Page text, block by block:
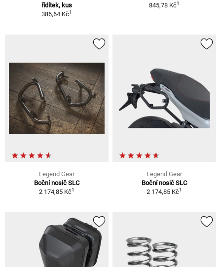
řídítek, kus
386,64 Kč1
845,78 Kč1
Legend Gear
Boční nosič SLC
2 174,85 Kč1
Legend Gear
Boční nosič SLC
2 174,85 Kč1